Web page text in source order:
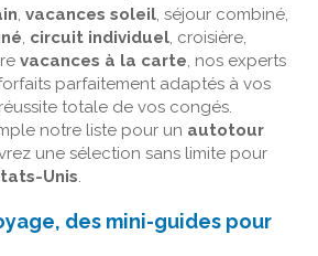
, vacances soleil, séjour combiné,
, circuit individuel, croisière,
vacances à la carte, nos experts
parfaitement adaptés à vos
totale de vos congés.
notre liste pour un autotour
une sélection sans limite pour
Unis.
des mini-guides pour